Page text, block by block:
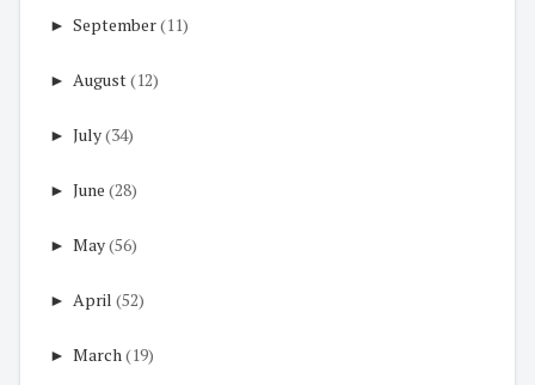
► September(11)
► August(12)
► July(34)
► June (28)
► May(56)
► April (52)
► March (19)